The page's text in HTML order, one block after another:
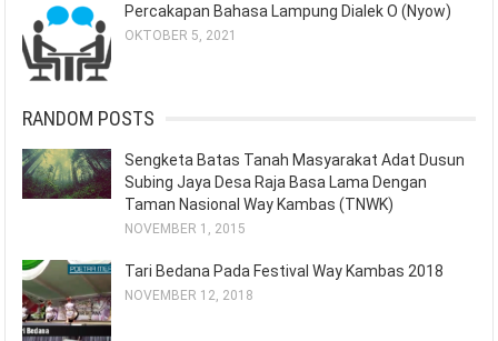
Percakapan Bahasa Lampung Dialek O (Nyow)
OKTOBER 5, 2021
RANDOM POSTS
Sengketa Batas Tanah Masyarakat Adat Dusun
Subing Jaya Desa Raja Basa Lama Dengan
Taman Nasional Way Kambas (TNWK)
NOVEMBER 1, 2015
Tari Bedana Pada Festival Way Kambas 2018
NOVEMBER 12, 2018